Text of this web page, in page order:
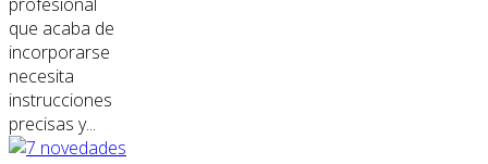
que acaba de
incorporarse
necesita
instrucciones
precisas y...